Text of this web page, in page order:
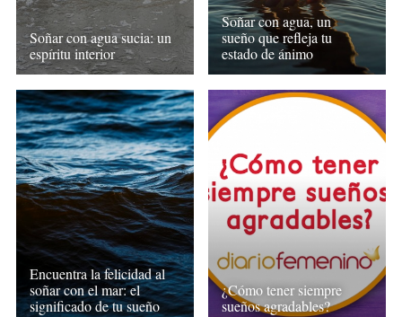
Soñar con agua sucia: un
espíritu interior
Soñar con agua, un
sueño que refleja tu
estado de ánimo
Encuentra la felicidad al
soñar con el mar: el
significado de tu sueño
¿Cómo tener siempre
sueños agradables?